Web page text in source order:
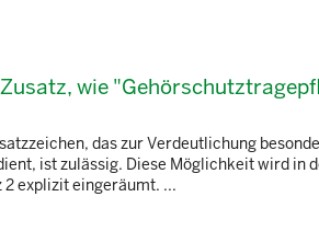
wie
das zur Verdeutlichung
ist zulässig. Diese Möglichkeit wird in
2 explizit eingeräumt. ...